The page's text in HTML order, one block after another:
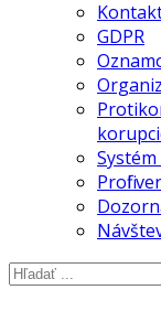
GDPR
Profil